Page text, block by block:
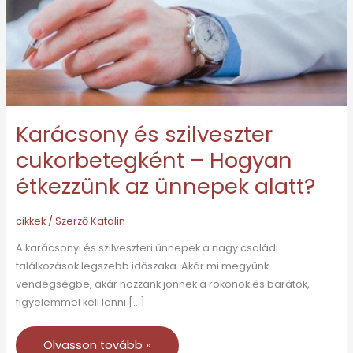
Karácsony és szilveszter
cukorbetegként – Hogyan
étkezzünk az ünnepek alatt?
cikkek/ SzerzőKatalin
A karácsonyi és szilveszteri ünnepek a nagy családi
találkozások legszebb időszaka. Akár mi megyünk
vendégségbe, akár hozzánk jönnek a rokonok és barátok,
figyelemmel kell lenni […]
Hogyan
étkezzünk
az
ünnepek
alatt?
Olvasson tovább »